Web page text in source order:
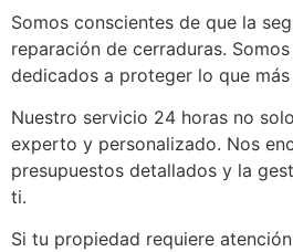
Somos conscientes de que la
reparación de cerraduras.
dedicados a proteger lo que más
Nuestro servicio 24 horas no
experto y personalizado. Nos
presupuestos detallados y la
ti.
Si tu propiedad requiere